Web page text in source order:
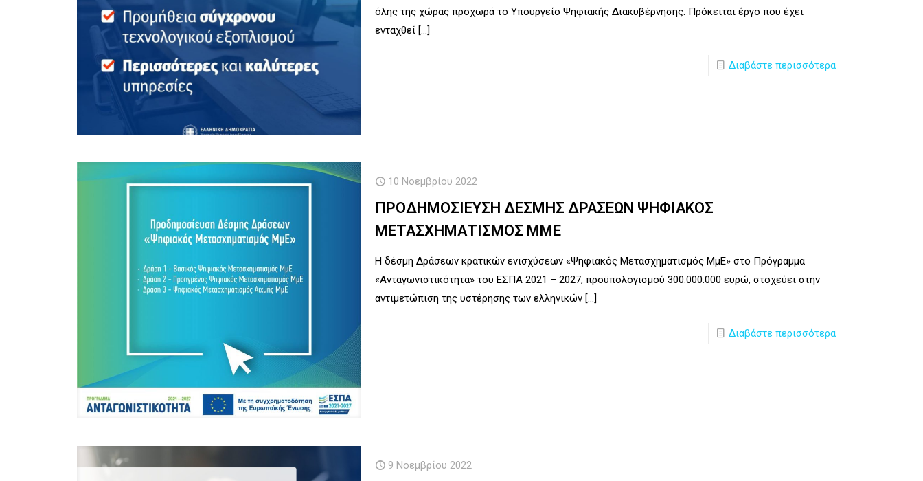
όλης της χώρας προχωρά το Υπουργείο Ψηφιακής Διακυβέρνησης. Πρόκειται έργο που έχει
ενταχθεί […]
Διαβάστε περισσότερα
10 Νοεμβρίου 2022
ΠΡΟΔΗΜΟΣΙΕΥΣΗ ΔΕΣΜΗΣ ΔΡΑΣΕΩΝ ΨΗΦΙΑΚΟΣ
ΜΕΤΑΣΧΗΜΑΤΙΣΜΟΣ ΜΜΕ
Η δέσμη Δράσεων κρατικών ενισχύσεων «Ψηφιακός Μετασχηματισμός ΜμΕ» στο Πρόγραμμα
«Ανταγωνιστικότητα» του ΕΣΠΑ 2021 – 2027, προϋπολογισμού 300.000.000 ευρώ, στοχεύει στην
αντιμετώπιση της υστέρησης των ελληνικών […]
Διαβάστε περισσότερα
9 Νοεμβρίου 2022